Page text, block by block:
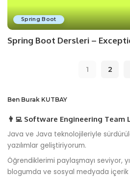
Spring Boot
Spring Boot Dersleri –
1 2
Ben Burak KUTBAY
👨‍💻 Software Engineering Team
Java ve Java teknolojileriyle
yazılımlar geliştiriyorum.
Öğrendiklerimi paylaşmayı seviyor,
blogumda ve sosyal medyada içerik